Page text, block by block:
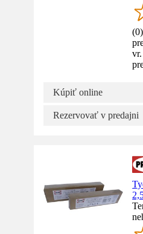
(0)
Kúpiť online
Rezervovať v predajni